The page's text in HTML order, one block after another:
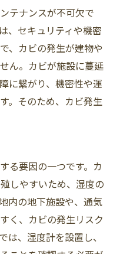
テナンスが不可欠で
、セキュリティや機密
、カビの発生が建物や
ん。カビが施設に蔓延
に繋がり、機密性や運
。そのため、カビ発生
る要因の一つです。カ
しやすいため、湿度の
内の地下施設や、通気
く、カビの発生リスク
は、湿度計を設置し、